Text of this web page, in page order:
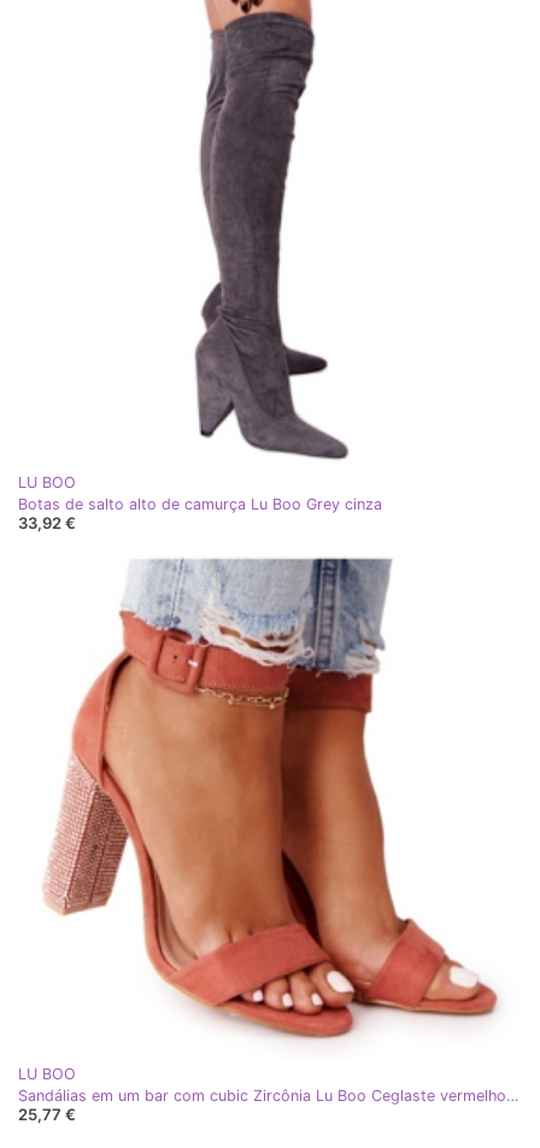
LU BOO
Botas de salto alto de camurça Lu Boo Grey cinza
33,92 €
LU BOO
Sandálias em um bar com cubic Zircônia Lu Boo Ceglaste vermelho multicolorido
25,77 €